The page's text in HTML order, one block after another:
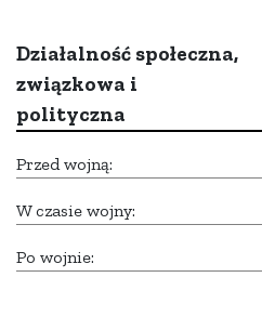
Działalność społeczna,
związkowa i
polityczna
Przed wojną:
W czasie wojny:
Po wojnie: